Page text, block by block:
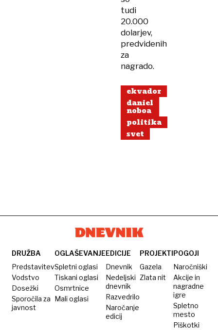
tudi
20.000
dolarjev,
predvidenih
za
nagrado.
ekvador
daniel
noboa
politika
svet
DRUŽBA
Predstavitev
Vodstvo
Dosežki
Sporočila za
javnost
OGLAŠEVANJE
Spletni oglasi
Tiskani oglasi
Osmrtnice
Mali oglasi
EDICIJE
Dnevnik
Nedeljski
dnevnik
Razvedrilo
Naročanje
edicij
PROJEKTI
Gazela
Zlata nit
POGOJI
Naročniški
Akcije in
nagradne
igre
Spletno
mesto
Piškotki